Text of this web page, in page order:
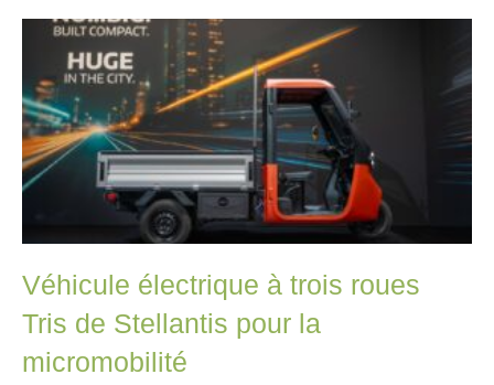
Véhicule électrique à trois roues
Tris de Stellantis pour la
micromobilité